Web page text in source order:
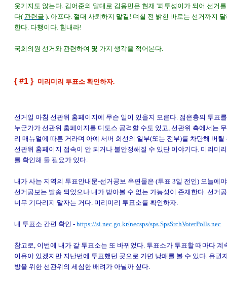
웃기지도 않는다. 김어준의 말대로 김용민은 현재 '피투성이가 되어 선거
다( 관련글 ). 아프다. 절대 사퇴하지 말길! 며칠 전 밝힌 바로는 선거까지
한다. 다행이다. 힘내라!
국회의원 선거와 관련하여 몇 가지 생각을 적어본다.
{ #1 } 미리미리 투표소 확인하자.
선거일 아침 선관위 홈페이지에 무슨 일이 있을지 모른다. 젊은층의 투표
누군가가 선관위 홈페이지를 디도스 공격할 수도 있고, 선관위 측에서는
리 매뉴얼에 따른 거라며 아예 서버 회선의 일부(또는 전부)를 차단해 버릴
선관위 홈페이지 접속이 안 되거나 불안정해질 수 있단 이야기다. 미리미
를 확인해 둘 필요가 있다.
내가 사는 지역의 투표안내문-선거공보 우편물은 (투표 3일 전인) 오늘에
선거공보는 발송 되었으나 내가 받아볼 수 없는 가능성이 존재한다. 선거
너무 기다리지 말자는 거다. 미리미리 투표소를 확인하자.
내 투표소 간편 확인 - https://si.nec.go.kr/necsps/sps.SpsSrchVoterPolls.nec
참고로, 이번에 내가 갈 투표소는 또 바뀌었다. 투표소가 투표할 때마다 계
이유야 있겠지만 지난번에 투표했던 곳으로 가면 낭패를 볼 수 있다. 유권
방을 위한 선관위의 세심한 배려가 아닐까 싶다.